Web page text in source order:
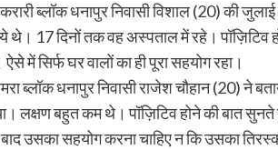
ब्लॉक धनापुर निवासी विशाल (20) की
थे। 17 दिनों तक वह अस्पताल में रहे। पॉज़िटिव
में सिर्फ घर वालों का ही पूरा सहयोग रहा।
ब्लॉक धनापुर निवासी राजेश चौहान (20) ने
लक्षण बहुत कम थे। पॉज़िटिव होने की बात सुनते
उसका सहयोग करना चाहिए न कि उसका